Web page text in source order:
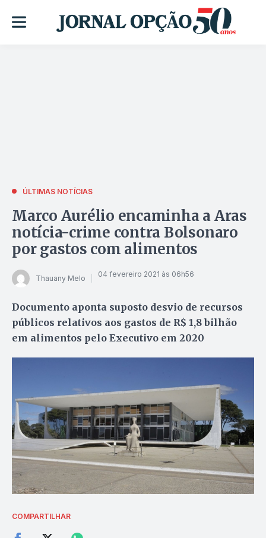
ÚLTIMAS NOTÍCIAS
Marco Aurélio encaminha a Aras
notícia-crime contra Bolsonaro
por gastos com alimentos
Thauany Melo 04 fevereiro 2021 às 06h56
Documento aponta suposto desvio de recursos
públicos relativos aos gastos de R$ 1,8 bilhão
em alimentos pelo Executivo em 2020
COMPARTILHAR